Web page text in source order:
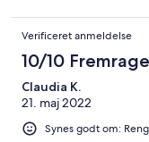
Verificeret anmeldelse
10/10
Claudia K.
21. maj 2022
Synes godt om: